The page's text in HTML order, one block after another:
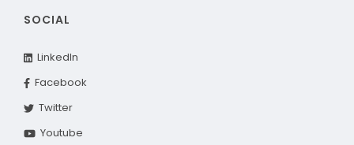
SOCIAL
LinkedIn
Facebook
Twitter
Youtube